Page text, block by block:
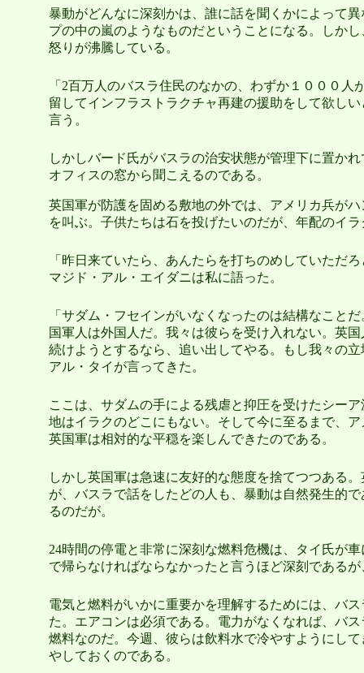
暴動がどんなに深刻かは、誰に話を聞くかによって
プの中の嵐のようなものだということになる。しか
怒りが沸騰している。
「2百万人のバスラ住民のなかの、わずか１０００
留してインフラストラクチャ再建の援助をして欲し
言う。
しかしバード氏がバスラの治安状態が管理下に置か
オフィスの窓から聞こえるのである。
英国軍が防護を固める敷地の外では、アメリカ兵が
を叫ぶ。子供たちは石を投げたいのだが、年配のイ
「昨日来ていたら、あんたらを打ちのめしていただ
マジド・アル・エイダニは私に語った。
「サダム・フセインがいなくなったのは結構なこと
国軍人は外国人だ。我々は彼らを受け入れない。英
続けようとするなら、追い出してやる。もし我々の
アル・タイが言ってきた。
ここは、サダムの手による残虐と抑圧を受けたシー
地はイラクのどこにもない。そして今に至るまで、
英国軍は相対的な平穏を楽しんできたのである。
しかし英国軍は急速に友好的な態度を捨てつつある
が、バスラで話をしたどの人も、暴動は自然発生的
るのだが。
24時間の停電と非常に深刻な燃料危機は、タイ氏が
で帰らなければならなかったと言うほど深刻である
電気と燃料がいかに重要かを理解するためには、バ
た。エアコンは必須である。電力がなくなれば、バ
燃料なのだ。今週、彼らは飲料水で冷やすようにし
やしておくのである。